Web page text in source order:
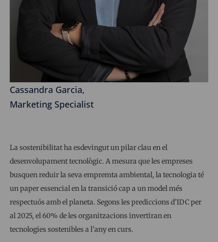
Cassandra Garcia,
Marketing Specialist
La sostenibilitat ha esdevingut un pilar clau en el
desenvolupament tecnològic. A mesura que les empreses
busquen reduir la seva empremta ambiental, la tecnologia té
un paper essencial en la transició cap a un model més
respectuós amb el planeta. Segons les prediccions d’IDC per
al 2025, el 60% de les organitzacions invertiran en
tecnologies sostenibles a l’any en curs.